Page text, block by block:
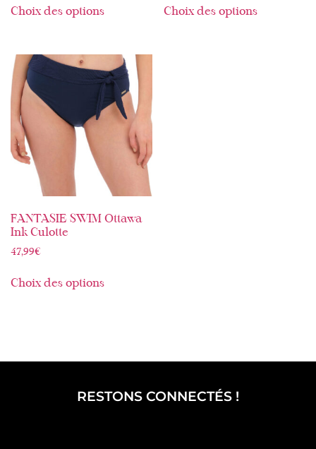
Choix des options Choix des options
FANTASIE SWIM Ottawa
Ink Culotte
47,99€
Choix des options
RESTONS CONNECTÉS !